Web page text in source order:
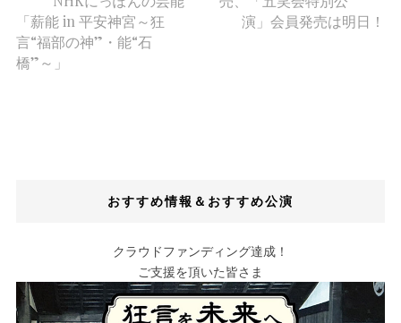
「薪能 in 平安神宮～狂
言“福部の神”・能“石
橋”～」
演」会員発売は明日！
おすすめ情報＆おすすめ公演
クラウドファンディング達成！
ご支援を頂いた皆さま